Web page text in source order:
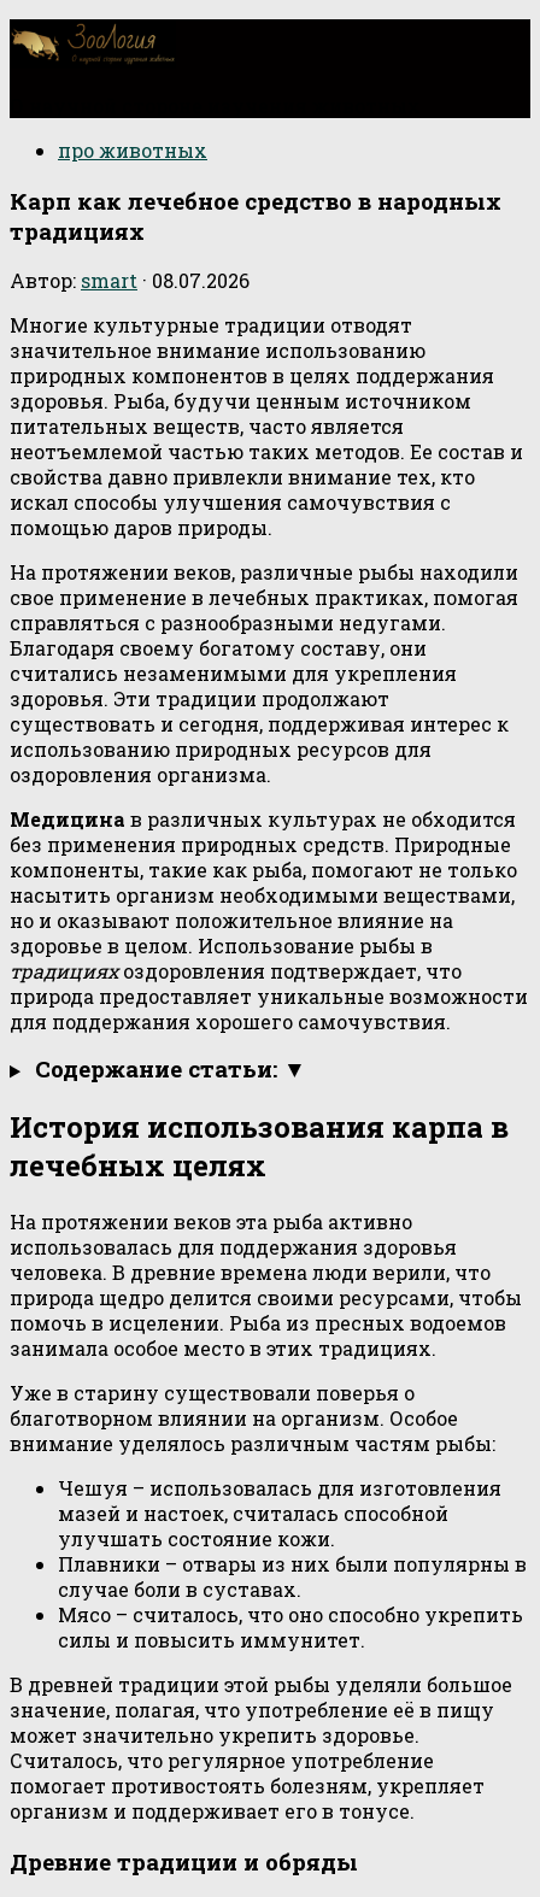
про животных
Карп как лечебное средство в народных
традициях
Автор: smart · 08.07.2026
Многие культурные традиции отводят
значительное внимание использованию
природных компонентов в целях поддержания
здоровья. Рыба, будучи ценным источником
питательных веществ, часто является
неотъемлемой частью таких методов. Ее состав и
свойства давно привлекли внимание тех, кто
искал способы улучшения самочувствия с
помощью даров природы.
На протяжении веков, различные рыбы находили
свое применение в лечебных практиках, помогая
справляться с разнообразными недугами.
Благодаря своему богатому составу, они
считались незаменимыми для укрепления
здоровья. Эти традиции продолжают
существовать и сегодня, поддерживая интерес к
использованию природных ресурсов для
оздоровления организма.
Медицина в различных культурах не обходится
без применения природных средств. Природные
компоненты, такие как рыба, помогают не только
насытить организм необходимыми веществами,
но и оказывают положительное влияние на
здоровье в целом. Использование рыбы в
традицияхоздоровления подтверждает, что
природа предоставляет уникальные возможности
для поддержания хорошего самочувствия.
Содержание статьи: ▼
История использования карпа в
лечебных целях
На протяжении веков эта рыба активно
использовалась для поддержания здоровья
человека. В древние времена люди верили, что
природа щедро делится своими ресурсами, чтобы
помочь в исцелении. Рыба из пресных водоемов
занимала особое место в этих традициях.
Уже в старину существовали поверья о
благотворном влиянии на организм. Особое
внимание уделялось различным частям рыбы:
Чешуя – использовалась для изготовления
мазей и настоек, считалась способной
улучшать состояние кожи.
Плавники – отвары из них были популярны в
случае боли в суставах.
Мясо – считалось, что оно способно укрепить
силы и повысить иммунитет.
В древней традиции этой рыбы уделяли большое
значение, полагая, что употребление её в пищу
может значительно укрепить здоровье.
Считалось, что регулярное употребление
помогает противостоять болезням, укрепляет
организм и поддерживает его в тонусе.
Древние традиции и обряды